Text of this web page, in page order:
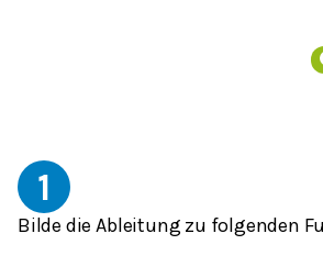
1
Bilde die Ableitung zu folgenden